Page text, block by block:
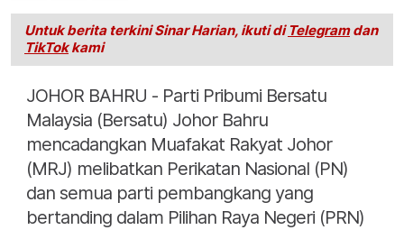
Untuk berita terkini Sinar Harian, ikuti di Telegramdan
TikTokkami
JOHOR BAHRU - Parti Pribumi Bersatu
Malaysia (Bersatu) Johor Bahru
mencadangkan Muafakat Rakyat Johor
(MRJ) melibatkan Perikatan Nasional (PN)
dan semua parti pembangkang yang
bertanding dalam Pilihan Raya Negeri (PRN)